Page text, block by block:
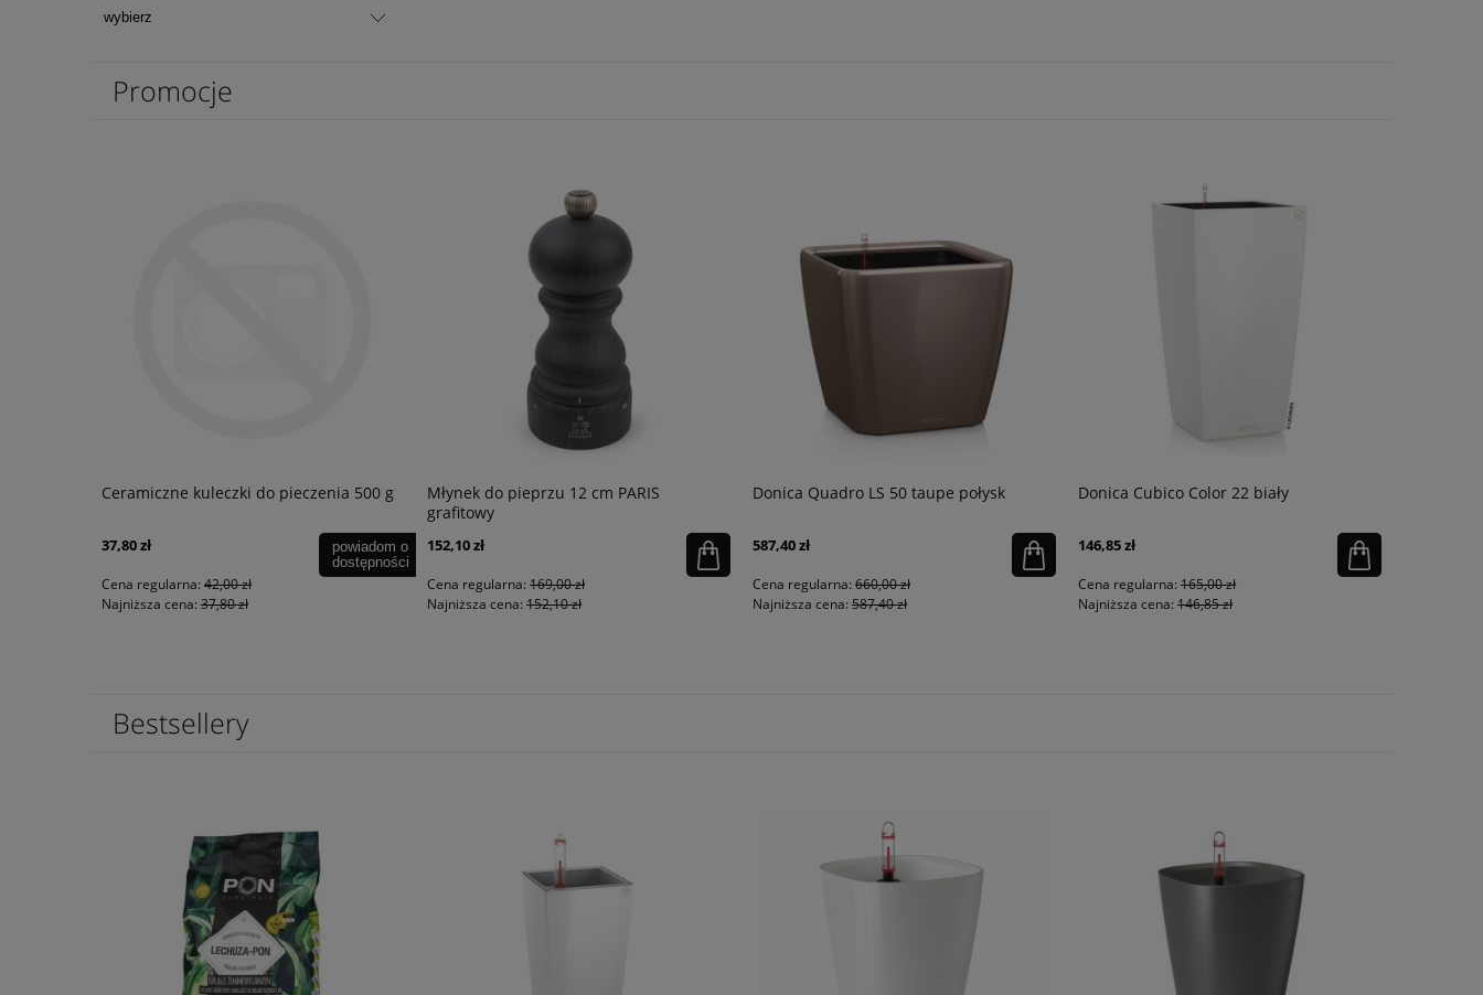
Promocje
Ceramiczne kuleczki do pieczenia 500 g
37,80 zł
Cena regularna: 42,00 zł
Najniższa cena: 37,80 zł
powiadom o
dostępności
Młynek do pieprzu 12 cm PARIS
grafitowy
152,10 zł
Cena regularna: 169,00 zł
Najniższa cena: 152,10 zł
Donica Quadro LS 50 taupe połysk
587,40 zł
Cena regularna: 660,00 zł
Najniższa cena: 587,40 zł
Donica Cubico Color 22 biały
146,85 zł
Cena regularna: 165,00 zł
Najniższa cena: 146,85 zł
Bestsellery